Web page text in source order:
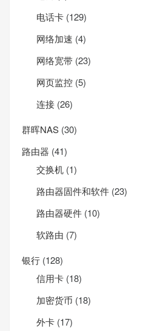
电话卡 (129)
网络加速 (4)
网络宽带 (23)
网页监控 (5)
连接 (26)
群晖NAS (30)
路由器 (41)
交换机 (1)
路由器固件和软件 (23)
路由器硬件 (10)
软路由 (7)
银行 (128)
信用卡 (18)
加密货币 (18)
外卡 (17)